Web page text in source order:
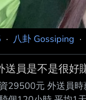
· 八卦 Gossiping ·
送員是不是很好
29500元 外送員